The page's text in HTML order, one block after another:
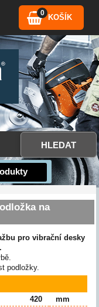
0 KOŠÍK
na
pro vibrační desky
podložky.
420
mm